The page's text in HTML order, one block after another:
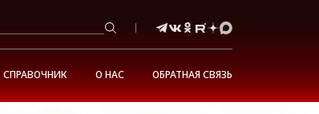
СПРАВОЧНИК О НАС ОБРАТНАЯ СВЯЗЬ